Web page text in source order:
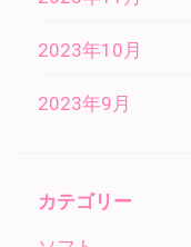
2023年10月
2023年9月
カテゴリー